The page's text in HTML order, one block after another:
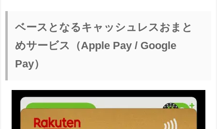
ベースとなるキャッシュレスおまと
めサービス（Apple Pay / Google
Pay）